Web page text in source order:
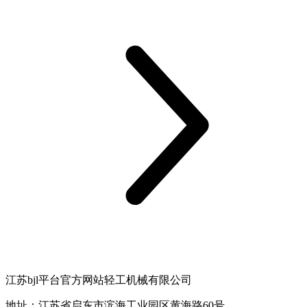
江苏bjl平台官方网站轻工机械有限公司